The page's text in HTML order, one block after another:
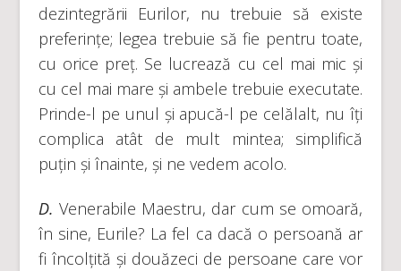
dezintegrării Eurilor, nu trebuie să existe
preferințe; legea trebuie să fie pentru toate,
cu orice preț. Se lucrează cu cel mai mic și
cu cel mai mare și ambele trebuie executate.
Prinde-l pe unul și apucă-l pe celălalt, nu îți
complica atât de mult mintea; simplifică
puțin și înainte, și ne vedem acolo.
D. Venerabile Maestru, dar cum se omoară,
în sine, Eurile? La fel ca dacă o persoană ar
fi încolțită și douăzeci de persoane care vor